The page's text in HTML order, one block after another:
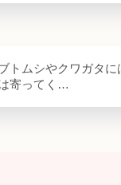
トムシやクワガタに
寄ってく…